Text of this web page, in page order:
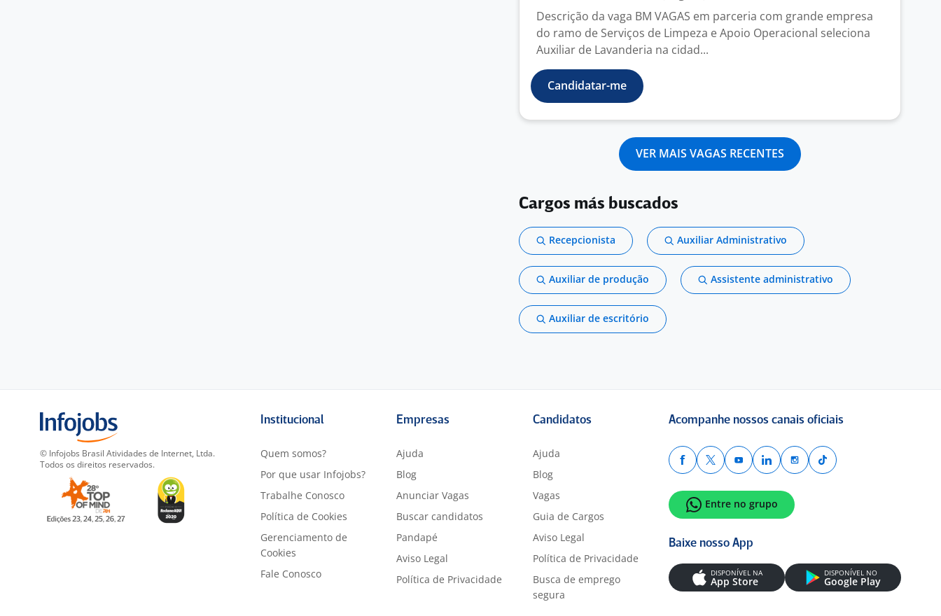
Descrição da vaga BM VAGAS em parceria com grande empresa
do ramo de Serviços de Limpeza e Apoio Operacional seleciona
Auxiliar de Lavanderia na cidad...
Candidatar-me
VER MAIS VAGAS RECENTES
Cargos más buscados
Recepcionista Auxiliar Administrativo
Auxiliar de produção Assistente administrativo
Auxiliar de escritório
© Infojobs Brasil Atividades de Internet, Ltda.
Todos os direitos reservados.
Institucional
Quem somos?
Por que usar Infojobs?
Trabalhe Conosco
Política de Cookies
Gerenciamento de
Cookies
Fale Conosco
Empresas
Ajuda
Blog
Anunciar Vagas
Buscar candidatos
Pandapé
Aviso Legal
Política de Privacidade
Candidatos
Ajuda
Blog
Vagas
Guia de Cargos
Aviso Legal
Política de Privacidade
Busca de emprego
segura
Acompanhe nossos canais oficiais
Entre no grupo
Baixe nosso App
DISPONÍVEL NA
App Store
DISPONÍVEL NO
Google Play